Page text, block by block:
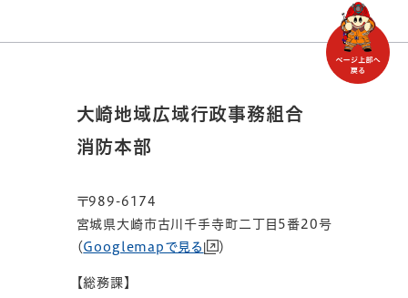
大崎地域広域行政事務組合
消防本部
〒989-6174
宮城県大崎市古川千手寺町二丁目5番20号
（ Googlemapで見る ）
【総務課】